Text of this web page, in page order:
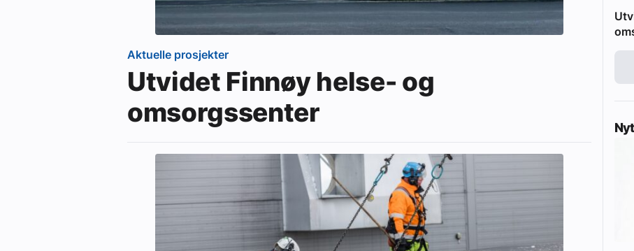
Aktuelle prosjekter
Utvidet Finnøy helse- og
omsorgssenter